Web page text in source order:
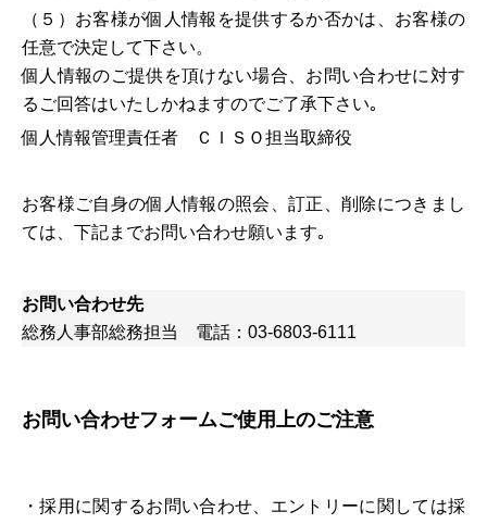
（５）お客様が個人情報を提供するか否かは、お客様の
任意で決定して下さい。
個人情報のご提供を頂けない場合、お問い合わせに対す
るご回答はいたしかねますのでご了承下さい｡
個人情報管理責任者 ＣＩＳＯ担当取締役
お客様ご自身の個人情報の照会、訂正、削除につきまし
ては、下記までお問い合わせ願います｡
お問い合わせ先
総務人事部総務担当 電話：03-6803-6111
お問い合わせフォームご使用上のご注意
・採用に関するお問い合わせ、エントリーに関しては採